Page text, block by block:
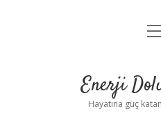
Yasal
Enerji
Hayatına güç